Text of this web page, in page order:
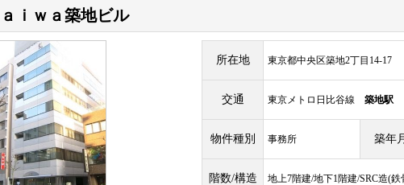
ｉｗａ築地ビル
所在地 東京都中央区築地2丁目14-17
交通 東京メトロ日比谷線 築地駅
物件種別 事務所 築年月
階数/構造 地上7階建/地下1階建/SRC造(